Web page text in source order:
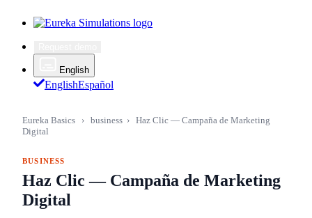
English
EnglishEspañol
Eureka Basics › business › Haz Clic — Campaña de Marketing
Digital
BUSINESS
Haz Clic — Campaña de Marketing
Digital